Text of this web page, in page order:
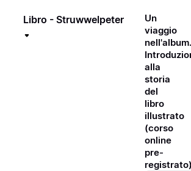
Libro - Struwwelpeter
Un
viaggio
nell'album.
alla
storia
del
libro
illustrato
(corso
online
pre-